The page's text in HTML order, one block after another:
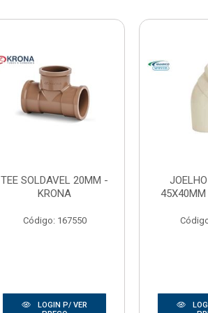
TEE SOLDAVEL 20MM -
KRONA
Código: 167550
LOGIN P/ VER